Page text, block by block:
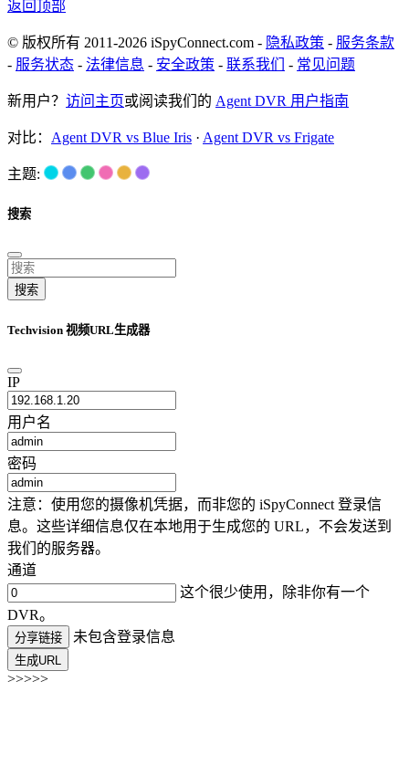
返回顶部
© 版权所有 2011-2026 iSpyConnect.com - 隐私政策 - 服务条款
- 服务状态 - 法律信息 - 安全政策 - 联系我们 - 常见问题
新用户？ 访问主页或阅读我们的 Agent DVR 用户指南
对比： Agent DVR vs Blue Iris · Agent DVR vs Frigate
主题:
搜索
搜索
Techvision 视频URL生成器
IP
用户名
密码
注意：使用您的摄像机凭据，而非您的 iSpyConnect 登录信
息。这些详细信息仅在本地用于生成您的 URL，不会发送到
我们的服务器。
通道
这个很少使用，除非你有一个
DVR。
分享链接 未包含登录信息
生成URL
>>>>>